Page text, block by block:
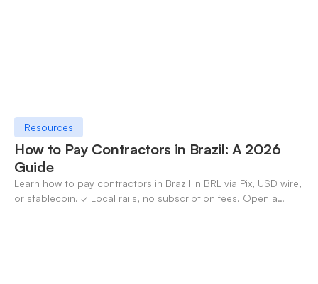
Resources
How to Pay Contractors in Brazil: A 2026
Guide
Learn how to pay contractors in Brazil in BRL via Pix, USD wire,
or stablecoin. ✓ Local rails, no subscription fees. Open a